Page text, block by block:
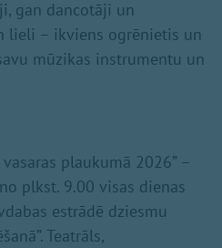
gan dancotāji un
lieli – ikviens ogrēnietis un
mūzikas instrumentu un
plaukumā 2026” –
plkst. 9.00 visas dienas
estrādē dziesmu
Teatrāls,